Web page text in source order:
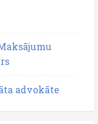
advokāte